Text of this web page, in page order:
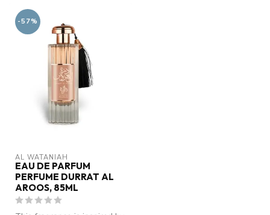
-57%
AL WATANIAH
EAU DE PARFUM
PERFUME DURRAT AL
AROOS, 85ML